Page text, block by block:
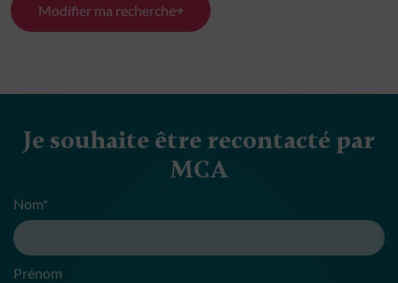
Modifier ma recherche
Je souhaite être recontacté par
MCA
Nom*
Prénom